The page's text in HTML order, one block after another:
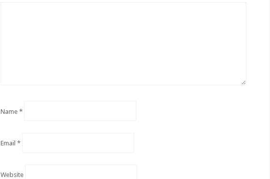
Name *
Email *
Website